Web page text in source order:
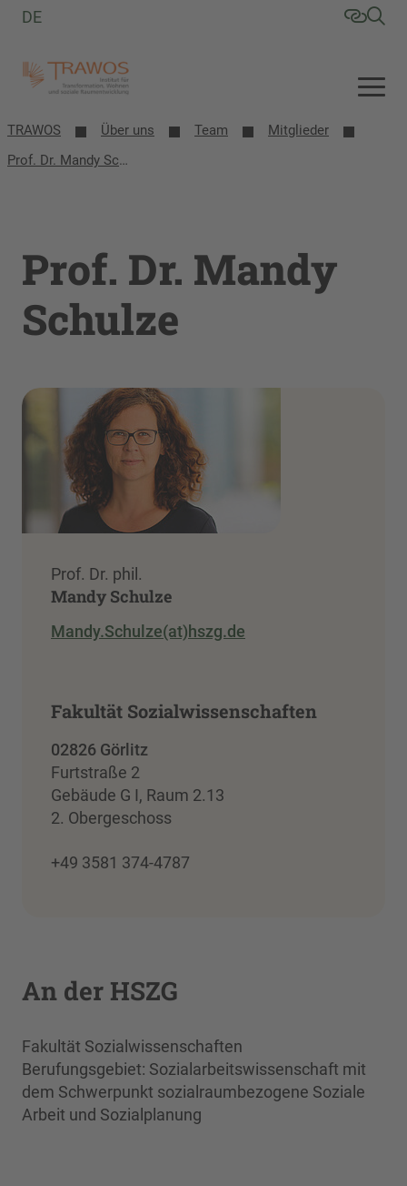
DE
TRAWOS Über uns Team
Mitglieder
Prof. Dr. Mandy Schulze
Prof. Dr. Mandy
Schulze
Prof. Dr. phil.
Mandy Schulze
Mandy.Schulze(at)hszg.de
Fakultät Sozialwissenschaften
02826 Görlitz
Furtstraße 2
Gebäude G I, Raum 2.13
2. Obergeschoss
+49 3581 374-4787
An der HSZG
Fakultät Sozialwissenschaften
Berufungsgebiet: Sozialarbeitswissenschaft mit
dem Schwerpunkt sozialraumbezogene Soziale
Arbeit und Sozialplanung